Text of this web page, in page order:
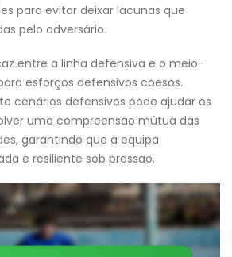
para evitar deixar lacunas que
pelo adversário.
entre a linha defensiva e o meio-
esforços defensivos coesos.
cenários defensivos pode ajudar os
uma compreensão mútua das
garantindo que a equipa
e resiliente sob pressão.